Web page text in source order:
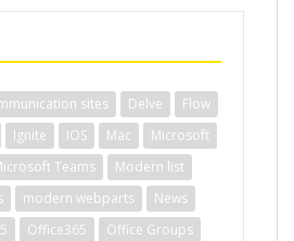
sites Delve
Flow
Ignite IOS Mac
Microsoft
Teams
Modern list
modern webparts
News
Office365
Office Groups